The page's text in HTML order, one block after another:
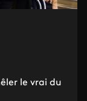
le vrai du